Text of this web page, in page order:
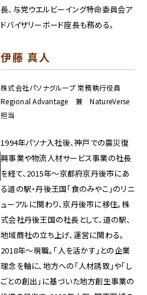
長、与党ウエルビーイング特命委員会ア
ドバイザリーボード座長も務める。
伊藤 真人
株式会社パソナグループ 常務執行役員
Regional Advantage 兼 NatureVerse
担当​
1994年パソナ入社後、神戸での震災復
興事業や物流人材サービス事業の社長
を経て、​2015年～京都府京丹後市にあ
る道の駅・丹後王国「食のみやこ」のリニ
ューアルに関わり、京丹後市に移住。​株
式会社丹後王国の社長として、道の駅、
地域商社の立ち上げ、運営に関わる。​
2018年～現職。「人を活かす」との企業
理念を軸に、地方への「人材誘致」や「し
ごとの創出」に基づいた​地方創生事業の